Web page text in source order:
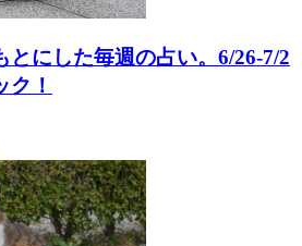
とにした毎週の占い。6/26-7/2
ク！